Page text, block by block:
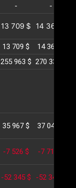
-
-
13 709 $ 14 368 $
13 709 $ 14 368 $
255 963 $ 270 331 $
35 967 $ 37 046 $
-7 526 $ -7 714 $
-52 345 $ -52 345 $